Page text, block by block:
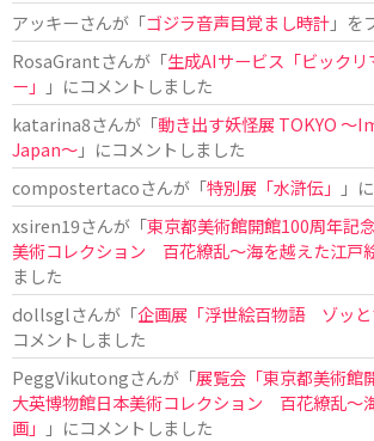
アッキーさんが「ゴジラ音声目覚まし時計」を
RosaGrantさんが「生成AIサービス「ビック
ー」
」にコメントしました
katarina8さんが「動き出す妖怪展 TOKYO
Japan〜」にコメントしました
compostertacoさんが「特別展「水滸伝」
」
xsiren19さんが「東京都美術館開館100周年
美術コレクション 百花繚乱～海を越えた江戸
ました
dollsglさんが「企画展「浮世絵百物語 ゾッと
コメントしました
PeggVikutongさんが「展覧会「東京都美術館
大英博物館日本美術コレクション 百花繚乱〜
画」
」にコメントしました